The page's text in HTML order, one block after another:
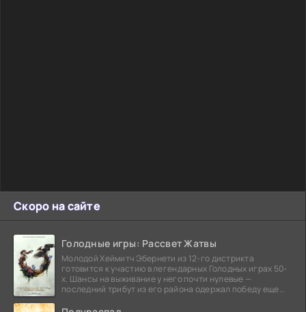
Скоро на сайте
Голодные игры: Рассвет Жатвы
Молодой Хеймитч Эбернети из 12-го дистрикта
готовится к участию в легендарных Голодных играх 50-
х. Шансы на выживание у него почти нулевые —
последний трибут из его района одержал победу еще